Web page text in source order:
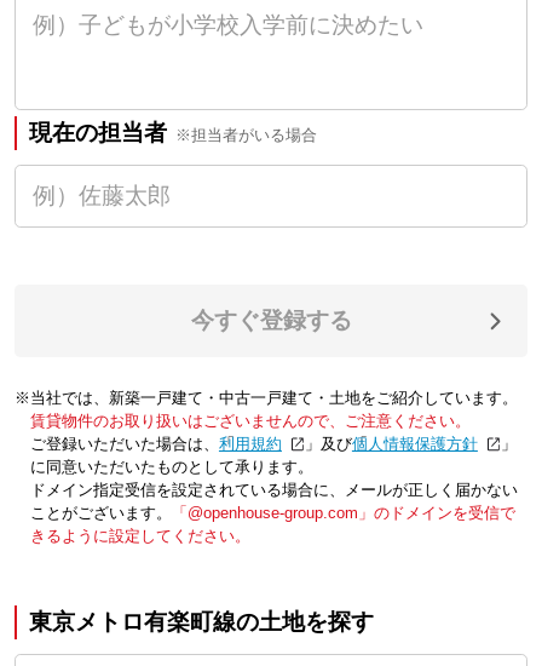
現在の担当者 ※担当者がいる場合
今すぐ登録する
※当社では、新築一戸建て・中古一戸建て・土地をご紹介しています。
賃貸物件のお取り扱いはございませんので、ご注意ください。
ご登録いただいた場合は、「利用規約 」及び「個人情報保護方針
」
に同意いただいたものとして承ります。
ドメイン指定受信を設定されている場合に、メールが正しく届かない
ことがございます。
「@openhouse-group.com」のドメインを受信で
きるように設定してください。
東京メトロ有楽町線の土地を探す